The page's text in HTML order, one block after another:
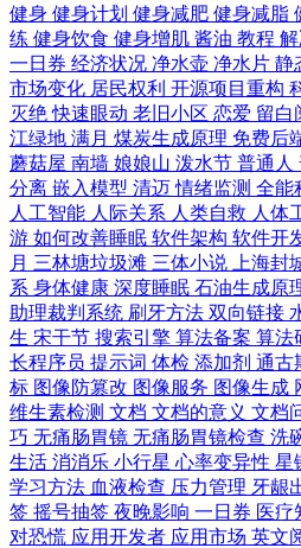
健身 健身计划 健身减肥 健身减脂
练 健身饮食 健身增肌 酱油 教程
一日券 经济状况 净水壶 净水片 静
市场变化 居民权利 开源项目重构
灭绝快速眼动 老旧小区 恋爱 留白
江绿地 满月 煤炭生成原理 免费后
蘑菇屋 南墙 娘娘山 泼水节 普通人
分离 嵌入模型 清迈情绪监测 全能
人工智能 人际关系 人类自救 人体
游 如何改善睡眠 软件架构 软件开
月 三林塘垃圾滩 三体小说 上海封
系 身体健康 深度睡眠 石油生成原
助理裁判系统 刷牙方法 双向链接
生 宋干节 搜索引擎 算法备案 算法
长程序员 提示词 体检 添加剂 通古
标 图像防篡改 图像服务 图像生成
维生素检测 文档 文档的意义 文档
巧 无痛肠胃镜 无痛肠胃镜检查 洗
生活 消消乐 小行星 心率变异性 星
学习方法 血液检查 压力管理 牙龈
签 摇号抽签 夜晚影响 一日券 医疗
对恐慌 应用开发者 应用市场 英文